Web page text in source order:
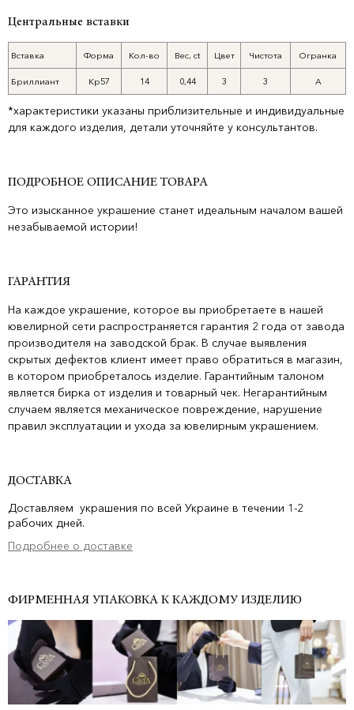
Центральные вставки
Вставка Форма Кол-во Вес, ct Цвет Чистота Огранка
Бриллиант Кр57 14 0,44 3 3 А
*характеристики указаны приблизительные и индивидуальные
для каждого изделия, детали уточняйте у консультантов.
ПОДРОБНОЕ ОПИСАНИЕ ТОВАРА
Это изысканное украшение станет идеальным началом вашей
незабываемой истории!
ГАРАНТИЯ
На каждое украшение, которое вы приобретаете в нашей
ювелирной сети распространяется гарантия 2 года от завода
производителя на заводской брак. В случае выявления
скрытых дефектов клиент имеет право обратиться в магазин,
в котором приобреталось изделие. Гарантийным талоном
является бирка от изделия и товарный чек. Негарантийным
случаем является механическое повреждение, нарушение
правил эксплуатации и ухода за ювелирным украшением.
ДОСТАВКА
Доставляем украшения по всей Украине в течении 1-2
рабочих дней.
Подробнее о доставке
ФИРМЕННАЯ УПАКОВКА К КАЖДОМУ ИЗДЕЛИЮ